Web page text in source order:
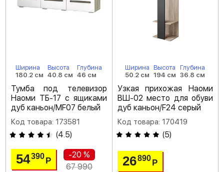
Ширина
180.2 см
Высота
40.8 см
Глубина
46 см
Тумба под телевизор
Наоми ТБ-17 с ящиками
дуб каньон/MF07 белый
Код товара: 173581
(4.5)
54390Р
-20 %
67 990
Ширина
50.2 см
Высота
194 см
Глубина
36.8 см
Узкая прихожая Наоми
ВШ-02 место для обуви
дуб каньон/F24 серый
Код товара: 170419
(5)
26890 Р